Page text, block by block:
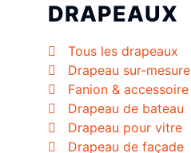
DRAPEAUX
Tous les drapeaux
Drapeau sur-mesure
Fanion & accessoire
Drapeau de bateau
Drapeau pour vitre
Drapeau de façade